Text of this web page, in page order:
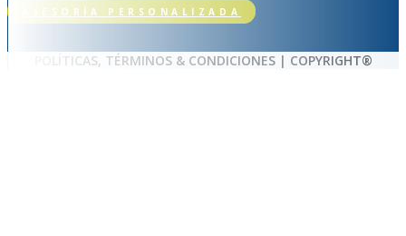
ASESORÍA PERSONALIZADA
POLÍTICAS, TÉRMINOS & CONDICIONES | COPYRIGHT®